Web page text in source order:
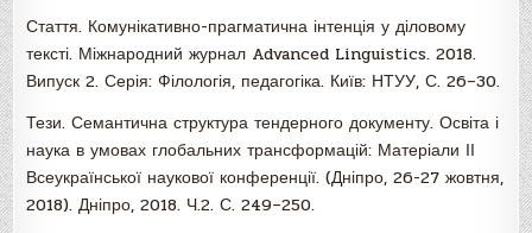
Стаття. Комунікативно-прагматична інтенція у діловому
тексті. Міжнародний журнал Advanced Linguistics. 2018.
Випуск 2. Серія: Філологія, педагогіка. Київ: НТУУ, С. 26–30.
Тези. Семантична структура тендерного документу. Освіта і
наука в умовах глобальних трансформацій: Матеріали ІІ
Всеукраїнської наукової конференції. (Дніпро, 26-27 жовтня,
2018). Дніпро, 2018. Ч.2. С. 249–250.